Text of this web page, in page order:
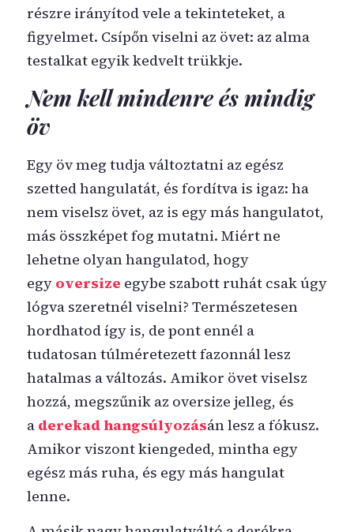
részre irányítod vele a tekinteteket, a
figyelmet. Csípőn viselni az övet: az alma
testalkat egyik kedvelt trükkje.
Nem kell mindenre és mindig
öv
Egy öv meg tudja változtatni az egész
szetted hangulatát, és fordítva is igaz: ha
nem viselsz övet, az is egy más hangulatot,
más összképet fog mutatni. Miért ne
lehetne olyan hangulatod, hogy
egy oversize egybe szabott ruhát csak úgy
lógva szeretnél viselni? Természetesen
hordhatod így is, de pont ennél a
tudatosan túlméretezett fazonnál lesz
hatalmas a változás. Amikor övet viselsz
hozzá, megszűnik az oversize jelleg, és
a derekad hangsúlyozásán lesz a fókusz.
Amikor viszont kiengeded, mintha egy
egész más ruha, és egy más hangulat
lenne.